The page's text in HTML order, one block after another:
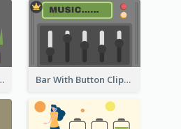
Comparison Bar With Button Clipart